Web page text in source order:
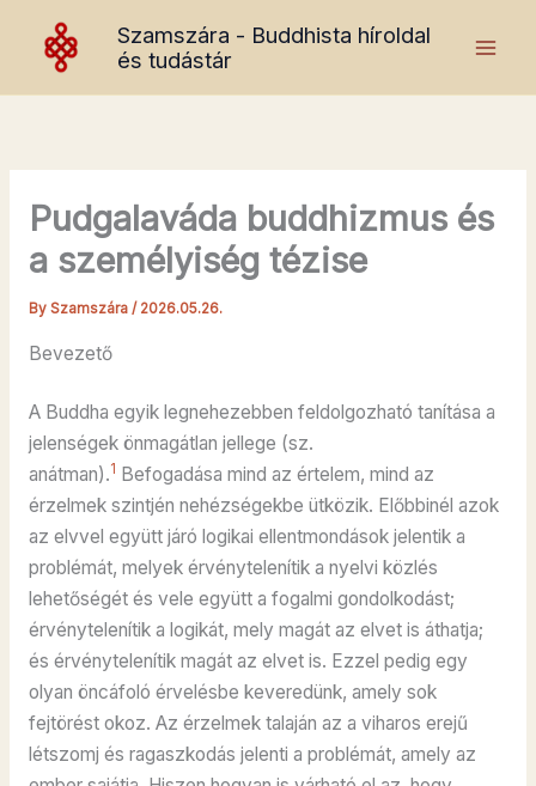
content
Szamszára - Buddhista híroldal
és tudástár
Pudgalaváda buddhizmus és
a személyiség tézise
By Szamszára / 2026.05.26.
Bevezető
A Buddha egyik legnehezebben feldolgozható tanítása a
jelenségek önmagátlan jellege (sz.
anátman).1 Befogadása mind az értelem, mind az
érzelmek szintjén nehézségekbe ütközik. Előbbinél azok
az elvvel együtt járó logikai ellentmondások jelentik a
problémát, melyek érvénytelenítik a nyelvi közlés
lehetőségét és vele együtt a fogalmi gondolkodást;
érvénytelenítik a logikát, mely magát az elvet is áthatja;
és érvénytelenítik magát az elvet is. Ezzel pedig egy
olyan öncáfoló érvelésbe keveredünk, amely sok
fejtörést okoz. Az érzelmek talaján az a viharos erejű
létszomj és ragaszkodás jelenti a problémát, amely az